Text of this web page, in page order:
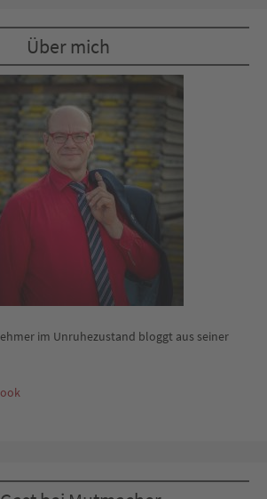
Über mich
im Unruhezustand bloggt aus seiner